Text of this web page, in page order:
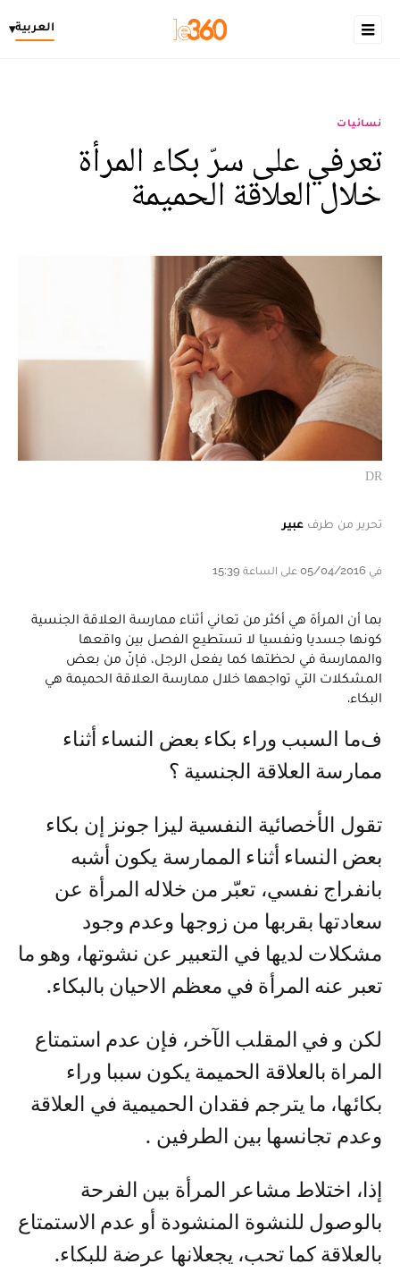
العربية▾
نسائيات
تعرفي على سرّ بكاء المرأة
خلال العلاقة الحميمة
DR
تحرير من طرف عبير
في 05/04/2016 على الساعة 15:39
بما أن المرأة هي أكثر من تعاني أثناء ممارسة العلاقة الجنسية
كونها جسديا ونفسيا لا تستطيع الفصل بين واقعها
والممارسة في لحظتها كما يفعل الرجل، فإنّ من بعض
المشكلات التي تواجهها خلال ممارسة العلاقة الحميمة هي
البكاء.
فما السبب وراء بكاء بعض النساء أثناء
ممارسة العلاقة الجنسية ؟
تقول الأخصائية النفسية ليزا جونز إن بكاء
بعض النساء أثناء الممارسة يكون أشبه
بانفراج نفسي، تعبّر من خلاله المرأة عن
سعادتها بقربها من زوجها وعدم وجود
مشكلات لديها في التعبير عن نشوتها، وهو ما
تعبر عنه المرأة في معظم الاحيان بالبكاء.
لكن و في المقلب الآخر، فإن عدم استمتاع
المراة بالعلاقة الحميمة يكون سببا وراء
بكائها، ما يترجم فقدان الحميمية في العلاقة
وعدم تجانسها بين الطرفين .
إذا، اختلاط مشاعر المرأة بين الفرحة
بالوصول للنشوة المنشودة أو عدم الاستمتاع
بالعلاقة كما تحب، يجعلانها عرضة للبكاء.